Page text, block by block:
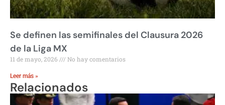
Se definen las semifinales del Clausura 2026
de la Liga MX
11 de mayo, 2026 No hay comentarios
Leer más »
Relacionados